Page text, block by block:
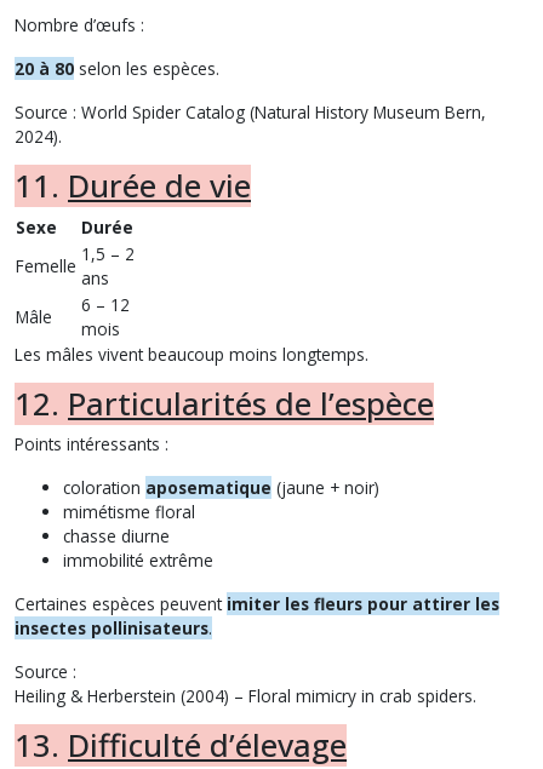
Nombre d’œufs :
20 à 80 selon les espèces.
Source : World Spider Catalog (Natural History Museum Bern,
2024).
11. Durée de vie
Sexe
Durée
Femelle
1,5 – 2
ans
Mâle
6 – 12
mois
Les mâles vivent beaucoup moins longtemps.
12. Particularités de l’espèce
Points intéressants :
coloration aposematique (jaune + noir)
mimétisme floral
chasse diurne
immobilité extrême
Certaines espèces peuvent imiter les fleurs pour attirer les
insectes pollinisateurs.
Source :
Heiling & Herberstein (2004) – Floral mimicry in crab spiders.
13. Difficulté d’élevage